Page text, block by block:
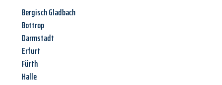
Bergisch Gladbach
Bottrop
Darmstadt
Erfurt
Fürth
Halle